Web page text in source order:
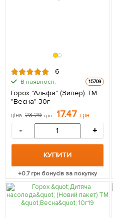
6
В наявності. 15709
Горох "Альфа" (Зипер) ТМ
"Весна" 30г
ціна 23.29грн 17.47 грн
- +
КУПИТИ
+0.7грн бонусів за покупку